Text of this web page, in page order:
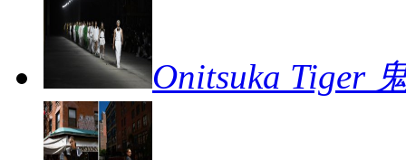
Onitsuka Tiger